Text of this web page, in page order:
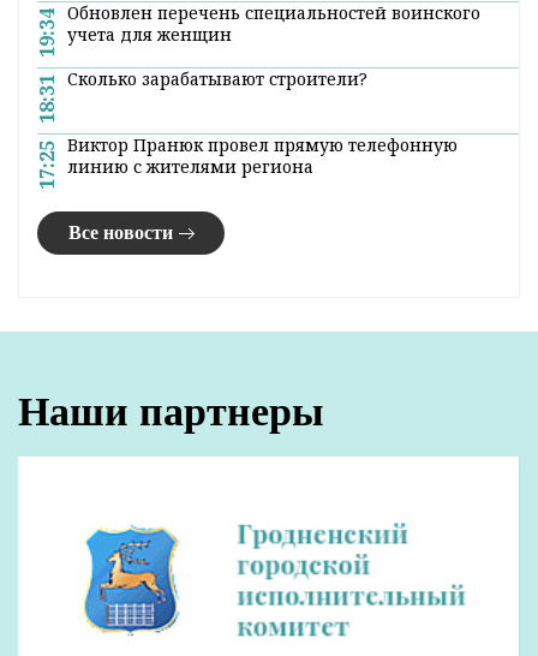
19:34 Обновлен перечень специальностей воинского
учета для женщин
18:31 Сколько зарабатывают строители?
17:25 Виктор Пранюк провел прямую телефонную
линию с жителями региона
Все новости
Наши партнеры